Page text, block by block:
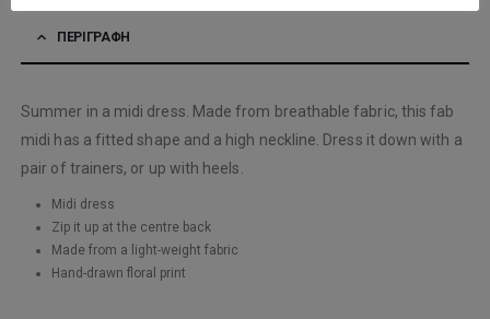
ΠΕΡΙΓΡΑΦΉ
Summer in a midi dress. Made from breathable fabric, this fab
midi has a fitted shape and a high neckline. Dress it down with a
pair of trainers, or up with heels.
Midi dress
Zip it up at the centre back
Made from a light-weight fabric
Hand-drawn floral print